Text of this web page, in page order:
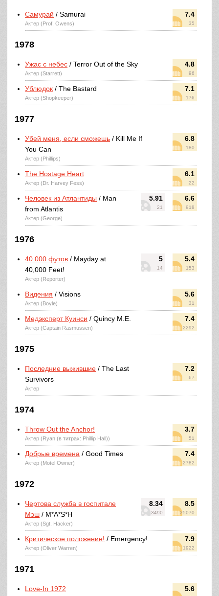
7.4
35
Самурай / Samurai
Актер (Prof. Owens)
1978
4.8
96
Ужас с небес / Terror Out of the Sky
Актер (Starrett)
7.1
176
Ублюдок / The Bastard
Актер (Shopkeeper)
1977
6.8
180
Убей меня, если сможешь / Kill Me If
You Can
Актер (Phillips)
6.1
22
The Hostage Heart
Актер (Dr. Harvey Fess)
5.91
21
6.6
918
Человек из Атлантиды / Man
from Atlantis
Актер (George)
1976
5
14
5.4
153
40 000 футов / Mayday at
40,000 Feet!
Актер (Reporter)
5.6
31
Видения / Visions
Актер (Boyle)
7.4
2292
Медэксперт Куинси / Quincy M.E.
Актер (Captain Rasmussen)
1975
7.2
67
Последние выжившие / The Last
Survivors
Актер
1974
3.7
51
Throw Out the Anchor!
Актер (Ryan (в титрах: Phillip Hall))
7.4
2782
Добрые времена / Good Times
Актер (Motel Owner)
1972
8.34
3490
8.5
25070
Чертова служба в госпитале
Мэш / M*A*S*H
Актер (Sgt. Hacker)
7.9
1922
Критическое положение! / Emergency!
Актер (Oliver Warren)
1971
5.6
Love-In 1972